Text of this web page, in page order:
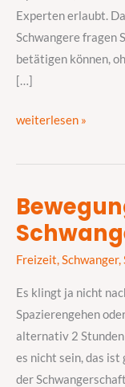
Experten erlaubt.
Schwangere fragen
betätigen können,
[…]
weiterlesen »
Freizeit,Schwanger,
Es klingt ja nicht
Spazierengehen
alternativ 2 Stunden
es nicht sein, das ist
der
Bewegung
in
Schwangerschaft